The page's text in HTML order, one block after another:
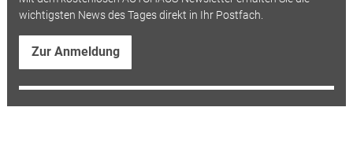
wichtigsten News des Tages direkt in Ihr Postfach.
Zur Anmeldung